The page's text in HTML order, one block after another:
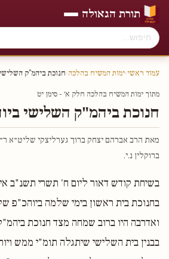
תורת הגאולה
עמוד ראשי›ימות המשיח בהלכה›חנוכת ביהמ"ק
מתוך ימות המשיח בהלכה חלק א׳ - סימן יט
חנוכת ביהמ"ק השלישי
מאת הרב אברהם יצחק ברוך גערליצקי שליט״א
ברוקלין נ.י.
בשיחת קודש דאור ליום ח' תשרי תשנ"ב
בחנוכת בית ראשון בימי שלמה ביוהכ"פ
ואדרבה היו ברוב שמחה מצד חנוכת
בבנין בית השלישי שיתגלה תומ"י ממש